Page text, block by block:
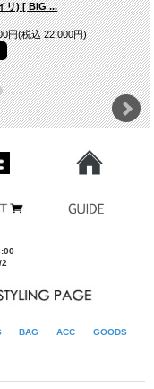
MARINE)
MOD.NAVY Daypack L ]
リ) [ BIG ...
円(税込 22,000円)
2
BAG ACC GOODS